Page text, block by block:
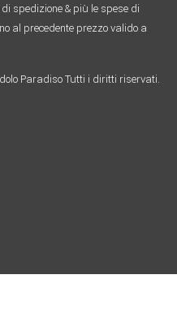
spedizione & più le spese di
al precedente prezzo valido a
Paradiso Tutti i diritti riservati.